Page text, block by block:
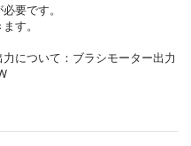
要です。
す。
について：ブラシモーター出力